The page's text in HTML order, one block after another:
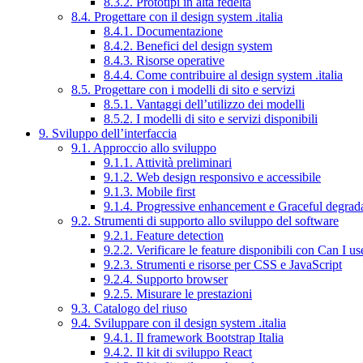
8.4. Progettare con il design system .italia
8.4.1. Documentazione
8.4.2. Benefici del design system
8.4.3. Risorse operative
8.4.4. Come contribuire al design system .italia
8.5. Progettare con i modelli di sito e servizi
8.5.1. Vantaggi dell’utilizzo dei modelli
8.5.2. I modelli di sito e servizi disponibili
9. Sviluppo dell’interfaccia
9.1. Approccio allo sviluppo
9.1.1. Attività preliminari
9.1.2. Web design responsivo e accessibile
9.1.3. Mobile first
9.1.4. Progressive enhancement e Graceful
9.2. Strumenti di supporto allo sviluppo del software
9.2.1. Feature detection
9.2.2. Verificare le feature disponibili con Can I
9.2.3. Strumenti e risorse per CSS e JavaScript
9.2.4. Supporto browser
9.2.5. Misurare le prestazioni
9.3. Catalogo del riuso
9.4. Sviluppare con il design system .italia
9.4.1. Il framework Bootstrap Italia
9.4.2. Il kit di sviluppo React